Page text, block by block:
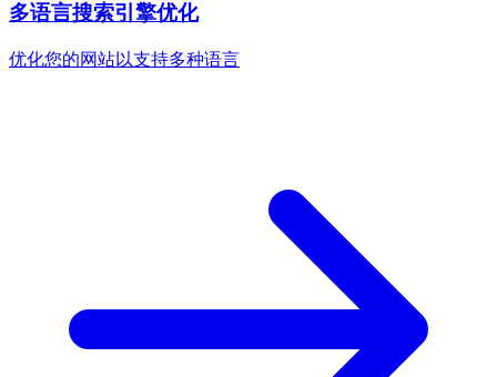
多语言搜索引擎优化
优化您的网站以支持多种语言